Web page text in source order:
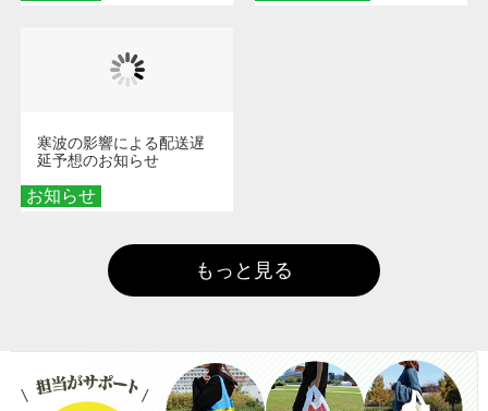
お知らせ
寒波の影響による配送遅
延予想のお知らせ
もっと見る